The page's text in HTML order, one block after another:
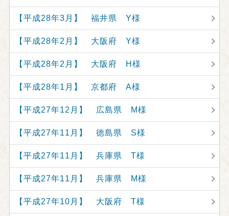
【平成28年3月】 福井県 Y様
【平成28年2月】 大阪府 Y様
【平成28年2月】 大阪府 H様
【平成28年1月】 京都府 A様
【平成27年12月】 広島県 M様
【平成27年11月】 徳島県 S様
【平成27年11月】 兵庫県 T様
【平成27年11月】 兵庫県 M様
【平成27年10月】 大阪府 T様